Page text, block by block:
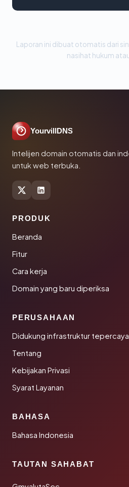
Laporan ini dibuat otomatis dari
nasihat hukum
YourvillDNS
Intelijen domain otomatis dan
untuk web terbuka.
PRODUK
Beranda
Fitur
Cara kerja
Domain yang baru diperiksa
PERUSAHAAN
Didukung infrastruktur tepercaya
Tentang
Kebijakan Privasi
Syarat Layanan
BAHASA
Bahasa Indonesia
TAUTAN SAHABAT